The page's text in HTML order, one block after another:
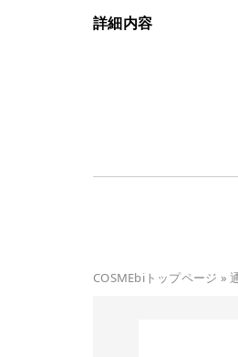
詳細内容
COSMEbiトップページ »